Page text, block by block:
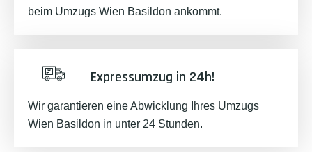
beim Umzugs Wien Basildon ankommt.
Expressumzug in 24h!
Wir garantieren eine Abwicklung Ihres Umzugs
Wien Basildon in unter 24 Stunden.